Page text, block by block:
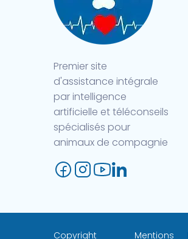
sur
la
page
produit
Premier site
d'assistance intégrale
par intelligence
artificielle et téléconseils
spécialisés pour
animaux de compagnie
Copyright Mentions